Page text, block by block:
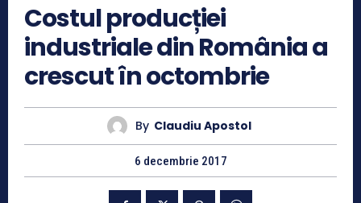
Costul producției
industriale din România a
crescut în octombrie
By Claudiu Apostol
6 decembrie 2017